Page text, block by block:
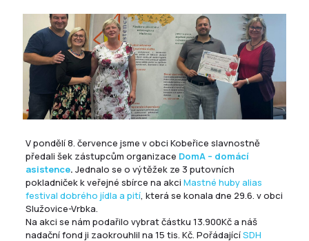
V pondělí 8. července jsme v obci Kobeřice slavnostně
předali šek zástupcům organizace DomA – domácí
asistence. Jednalo se o výtěžek ze 3 putovních
pokladniček k veřejné sbírce na akci Mastné huby alias
festival dobrého jídla a pití, která se konala dne 29.6. v obci
Služovice-Vrbka.
Na akci se nám podařilo vybrat částku 13.900Kč a náš
nadační fond ji zaokrouhlil na 15 tis. Kč. PořádajícíSDH